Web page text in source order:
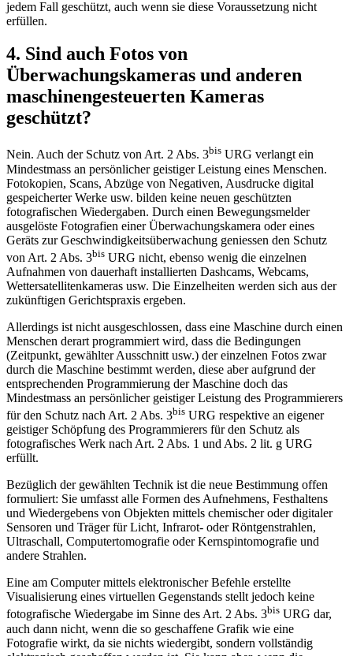
jedem Fall geschützt, auch wenn sie diese Voraussetzung nicht
erfüllen.
4. Sind auch Fotos von
Überwachungskameras und anderen
maschinengesteuerten Kameras
geschützt?
Nein. Auch der Schutz von Art. 2 Abs. 3bis URG verlangt ein
Mindestmass an persönlicher geistiger Leistung eines Menschen.
Fotokopien, Scans, Abzüge von Negativen, Ausdrucke digital
gespeicherter Werke usw. bilden keine neuen geschützten
fotografischen Wiedergaben. Durch einen Bewegungsmelder
ausgelöste Fotografien einer Überwachungskamera oder eines
Geräts zur Geschwindigkeitsüberwachung geniessen den Schutz
von Art. 2 Abs. 3bis URG nicht, ebenso wenig die einzelnen
Aufnahmen von dauerhaft installierten Dashcams, Webcams,
Wettersatellitenkameras usw. Die Einzelheiten werden sich aus der
zukünftigen Gerichtspraxis ergeben.
Allerdings ist nicht ausgeschlossen, dass eine Maschine durch einen
Menschen derart programmiert wird, dass die Bedingungen
(Zeitpunkt, gewählter Ausschnitt usw.) der einzelnen Fotos zwar
durch die Maschine bestimmt werden, diese aber aufgrund der
entsprechenden Programmierung der Maschine doch das
Mindestmass an persönlicher geistiger Leistung des Programmierers
für den Schutz nach Art. 2 Abs. 3bis URG respektive an eigener
geistiger Schöpfung des Programmierers für den Schutz als
fotografisches Werk nach Art. 2 Abs. 1 und Abs. 2 lit. g URG
erfüllt.
Bezüglich der gewählten Technik ist die neue Bestimmung offen
formuliert: Sie umfasst alle Formen des Aufnehmens, Festhaltens
und Wiedergebens von Objekten mittels chemischer oder digitaler
Sensoren und Träger für Licht, Infrarot- oder Röntgenstrahlen,
Ultraschall, Computertomografie oder Kernspintomografie und
andere Strahlen.
Eine am Computer mittels elektronischer Befehle erstellte
Visualisierung eines virtuellen Gegenstands stellt jedoch keine
fotografische Wiedergabe im Sinne des Art. 2 Abs. 3bis URG dar,
auch dann nicht, wenn die so geschaffene Grafik wie eine
Fotografie wirkt, da sie nichts wiedergibt, sondern vollständig